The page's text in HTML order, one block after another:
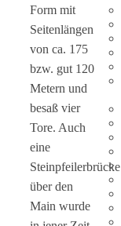
Form mit
Seitenlängen
von ca. 175
bzw. gut 120
Metern und
besaß vier
Tore. Auch
eine
Steinpfeilerbrücke
über den
Main wurde